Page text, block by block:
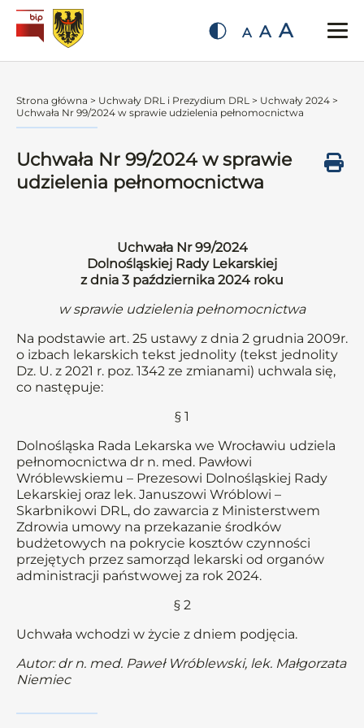
A A A
Strona główna > Uchwały DRL i Prezydium DRL > Uchwały 2024 >
Uchwała Nr 99/2024 w sprawie udzielenia pełnomocnictwa
Uchwała Nr 99/2024 w sprawie
udzielenia pełnomocnictwa
Uchwała Nr 99/2024
Dolnośląskiej Rady Lekarskiej
z dnia 3 października 2024 roku
w sprawie udzielenia pełnomocnictwa
Na podstawie art. 25 ustawy z dnia 2 grudnia 2009r.
o izbach lekarskich tekst jednolity (tekst jednolity
Dz. U. z 2021 r. poz. 1342 ze zmianami) uchwala się,
co następuje:
§ 1
Dolnośląska Rada Lekarska we Wrocławiu udziela
pełnomocnictwa dr n. med. Pawłowi
Wróblewskiemu – Prezesowi Dolnośląskiej Rady
Lekarskiej oraz lek. Januszowi Wróblowi –
Skarbnikowi DRL, do zawarcia z Ministerstwem
Zdrowia umowy na przekazanie środków
budżetowych na pokrycie kosztów czynności
przejętych przez samorząd lekarski od organów
administracji państwowej za rok 2024.
§ 2
Uchwała wchodzi w życie z dniem podjęcia.
Autor: dr n. med. Paweł Wróblewski, lek. Małgorzata
Niemiec